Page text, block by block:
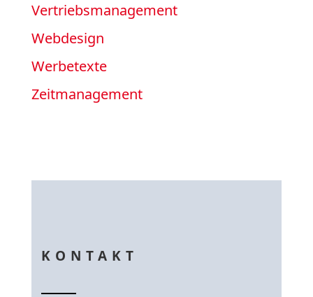
Vertriebsmanagement
Webdesign
Werbetexte
Zeitmanagement
KONTAKT